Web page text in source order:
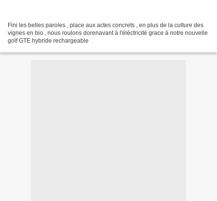
Fini les belles paroles , place aux actes concrets , en plus de la culture des
vignes en bio , nous roulons dorenavant à l'éléctricité grace à notre nouvelle
golf GTE hybride rechargeable